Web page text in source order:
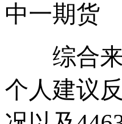
中一期货
综合来
个人建议